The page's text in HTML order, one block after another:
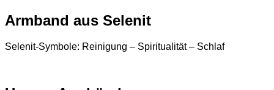
Armband aus Selenit
Selenit-Symbole: Reinigung – Spiritualität – Schlaf